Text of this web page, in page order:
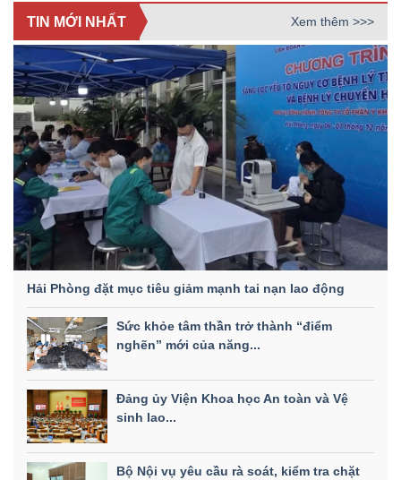
TIN MỚI NHẤT Xem thêm >>>
Hải Phòng đặt mục tiêu giảm mạnh tai nạn lao động
Sức khỏe tâm thần trở thành “điểm
nghẽn” mới của năng...
Đảng ủy Viện Khoa học An toàn và Vệ
sinh lao...
Bộ Nội vụ yêu cầu rà soát, kiểm tra chặt